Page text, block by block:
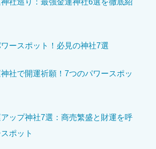
ル 必須
必須
社巡り：最強金運神社6選を徹底紹
ースポット！必見の神社7選
社で開運祈願！7つのパワースポッ
ップ神社7選：商売繁盛と財運を呼
ポット